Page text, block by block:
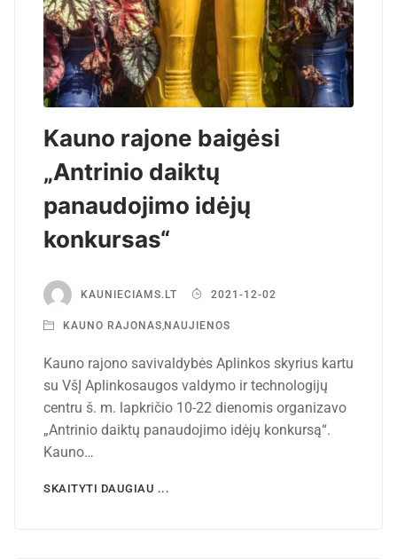
Kauno rajone baigėsi
„Antrinio daiktų
panaudojimo idėjų
konkursas“
KAUNIECIAMS.LT 2021-12-02
KAUNO RAJONAS NAUJIENOS
Kauno rajono savivaldybės Aplinkos skyrius kartu
su VšĮ Aplinkosaugos valdymo ir technologijų
centru š. m. lapkričio 10-22 dienomis organizavo
„Antrinio daiktų panaudojimo idėjų konkursą“.
Kauno…
SKAITYTI DAUGIAU ...